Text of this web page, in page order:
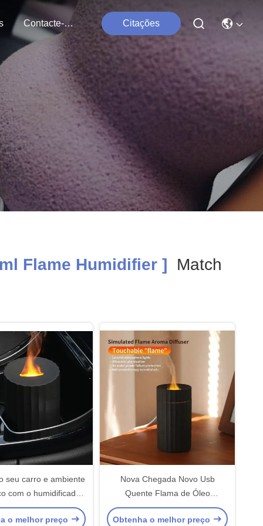
Contacte-Nos Citações
Flame Humidifier ] Match
seu carro e ambiente
com o humidificador
de 7 cores de
para Dropshipping
o melhor preço
Nova Chegada Novo Usb
Quente Flama de Óleo
Essencial Diffuser de Aroma
Ultrassônico Air Portable
Obtenha o melhor preço